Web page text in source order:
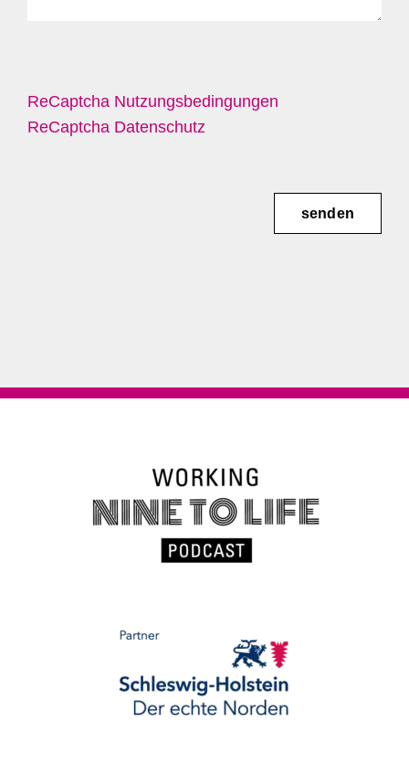
ReCaptcha Nutzungsbedingungen
ReCaptcha Datenschutz
senden